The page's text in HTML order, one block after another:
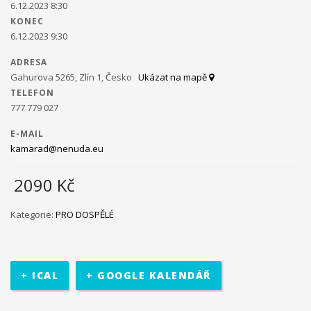
Ministerstvo práce a sociálních věcí ve spolupráci s
občanským sdružením Kamarád Nenuda realizují v
napomáhá zdravému vývoji dítěte, přes zkvalitnění vztahů
v rodině a prostřednictvím rodinného zážitkového odpoledne
metoda Snozelen v multisenzorické místnosti.
kteří jsou znevýhodněného i běžného prostředí.
účastníci seznámí se základními informace o projektu. Poté
bude jejich úkolem najít a definovat lokální problém a pracovat
6.12.2023 8:30
KONEC
6.12.2023 9:30
ADRESA
Gahurova 5265, Zlín 1, Česko Ukázat na mapě
TELEFON
777 779 027
E-MAIL
kamarad@nenuda.eu
2090 Kč
Kategorie: PRO DOSPĚLÉ
+ ICAL + GOOGLE KALENDÁŘ